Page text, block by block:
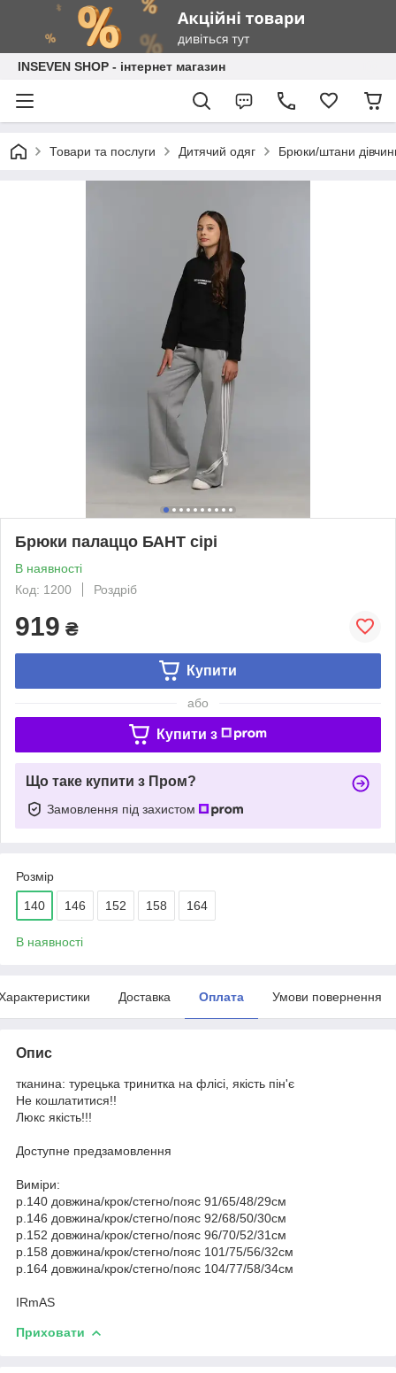
INSEVEN SHOP - інтернет магазин
Товари та послуги Дитячий одяг Брюки/штани
Брюки палаццо БАНТ сірі
В наявності
Код: 1200
Роздріб
919 ₴
Купити
або
Купити з
Що таке купити з Пром?
Замовлення під захистом
Розмір
140 146 152 158 164
В наявності
Доставка Оплата Умови повернення
Опис
тканина: турецька тринитка на флісі, якість пін'є
Не кошлатитися!!
Люкс якість!!!
Доступне предзамовлення
Виміри:
р.140 довжина/крок/стегно/пояс 91/65/48/29см
р.146 довжина/крок/стегно/пояс 92/68/50/30см
р.152 довжина/крок/стегно/пояс 96/70/52/31см
р.158 довжина/крок/стегно/пояс 101/75/56/32см
р.164 довжина/крок/стегно/пояс 104/77/58/34см
IRmAS
Приховати